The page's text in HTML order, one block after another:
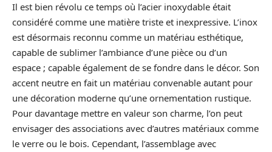
Il est bien révolu ce temps où l’acier inoxydable était
considéré comme une matière triste et inexpressive. L’inox
est désormais reconnu comme un matériau esthétique,
capable de sublimer l’ambiance d’une pièce ou d’un
espace ; capable également de se fondre dans le décor. Son
accent neutre en fait un matériau convenable autant pour
une décoration moderne qu’une ornementation rustique.
Pour davantage mettre en valeur son charme, l’on peut
envisager des associations avec d’autres matériaux comme
le verre ou le bois. Cependant, l’assemblage avec